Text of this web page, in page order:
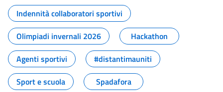
Indennità collaboratori sportivi
Olimpiadi invernali 2026
Hackathon
Agenti sportivi
#distantimauniti
Sport e scuola
Spadafora